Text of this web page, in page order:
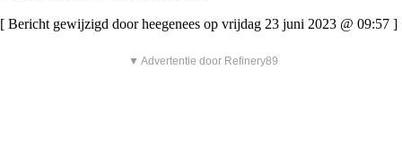
[ Bericht gewijzigd door heegenees op vrijdag 23 juni 2023 @ 09:57 ]
▼ Advertentie door Refinery89